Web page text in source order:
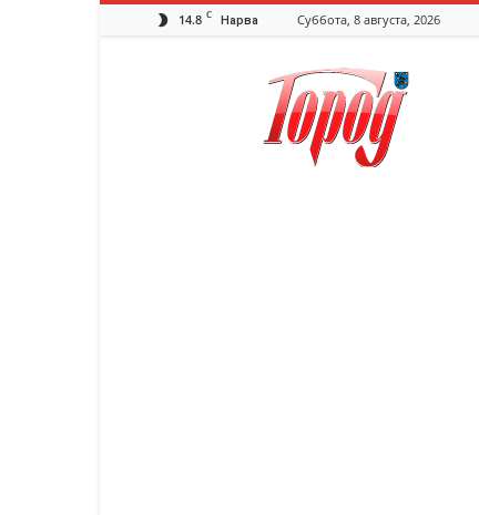
14.8 C Нарва Суббота, 8 августа, 2026
Нарвская
газета
"Город"